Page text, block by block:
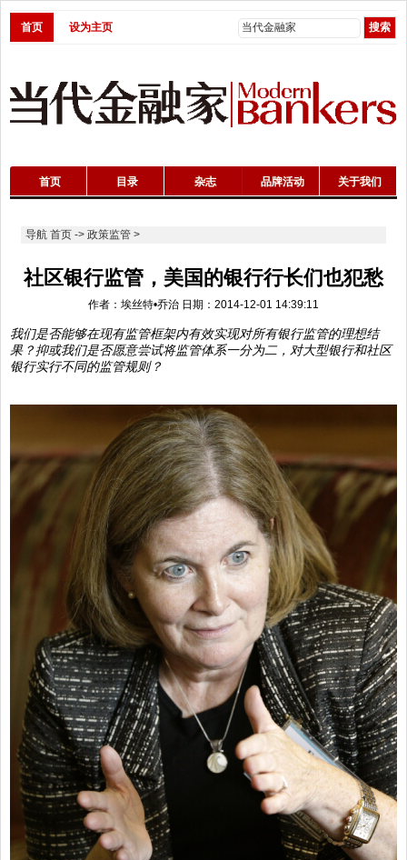
首页 设为主页
首页 目录 杂志 品牌活动 关于我们
导航 首页-> 政策监管>
社区银行监管，美国的银行行长们也犯愁
作者：埃丝特•乔治 日期：2014-12-01 14:39:11
我们是否能够在现有监管框架内有效实现对所有银行监管的理想结
果？抑或我们是否愿意尝试将监管体系一分为二，对大型银行和社区
银行实行不同的监管规则？